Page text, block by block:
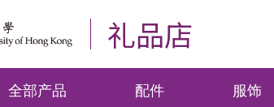
礼品店
全部产品 配件 服饰